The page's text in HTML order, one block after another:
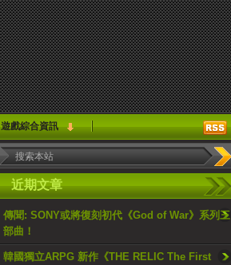
遊戲綜合資訊
近期文章
傳聞: SONY或將復刻初代《God of War》系列三
部曲！
韓國獨立ARPG 新作《THE RELIC The First